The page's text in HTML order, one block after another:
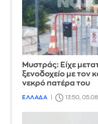
Mυστράς: Είχε
ξενοδοχείο με τον
νεκρό πατέρα του
ΕΛΛΑΔΑ 13:50,